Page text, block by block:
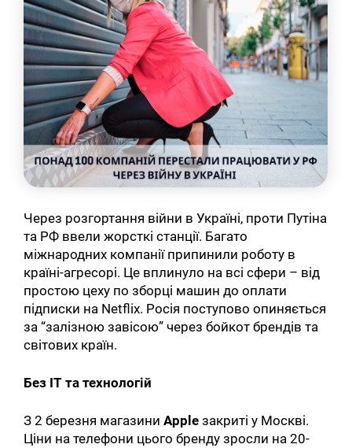
Через розгортання війни в Україні, проти Путіна
та РФ ввели жорсткі станції. Багато
міжнародних компанії припинили роботу в
країні-агресорі. Це вплинуло на всі сфери – від
простою цеху по зборці машин до оплати
підписки на Netflix. Росія поступово опиняється
за “залізною завісою” через бойкот брендів та
світових країн.
Без IT та технологій
З 2 березня магазиниAppleзакриті у Москві.
Ціни на телефони цього бренду зросли на 20-